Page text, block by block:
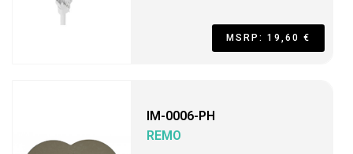
MSRP: 19,60 €
IM-0006-PH
REMO